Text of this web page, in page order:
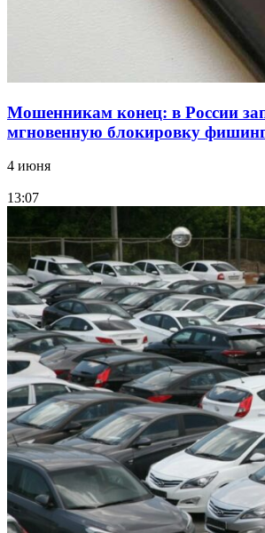
Мошенникам конец: в России
мгновенную блокировку
4 июня
13:07